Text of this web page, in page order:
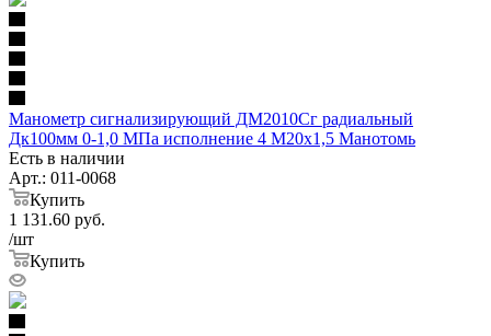
Манометр сигнализирующий ДМ2010Сг радиальный
Дк100мм 0-1,0 МПа исполнение 4 М20х1,5 Манотомь
Есть в наличии
Арт.: 011-0068
Купить
1 131.60 руб.
/шт
Купить